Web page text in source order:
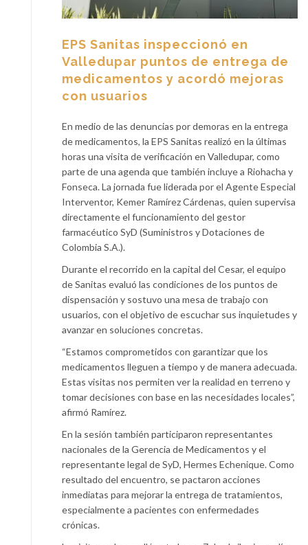
EPS Sanitas inspeccionó en
Valledupar puntos de entrega de
medicamentos y acordó mejoras
con usuarios
En medio de las denuncias por demoras en la entrega
de medicamentos, la EPS Sanitas realizó en la últimas
horas una visita de verificación en Valledupar, como
parte de una agenda que también incluye a Riohacha y
Fonseca. La jornada fue liderada por el Agente Especial
Interventor, Kemer Ramírez Cárdenas, quien supervisa
directamente el funcionamiento del gestor
farmacéutico SyD (Suministros y Dotaciones de
Colombia S.A.).
Durante el recorrido en la capital del Cesar, el equipo
de Sanitas evaluó las condiciones de los puntos de
dispensación y sostuvo una mesa de trabajo con
usuarios, con el objetivo de escuchar sus inquietudes y
avanzar en soluciones concretas.
“Estamos comprometidos con garantizar que los
medicamentos lleguen a tiempo y de manera adecuada.
Estas visitas nos permiten ver la realidad en terreno y
tomar decisiones con base en las necesidades locales”,
afirmó Ramírez.
En la sesión también participaron representantes
nacionales de la Gerencia de Medicamentos y el
representante legal de SyD, Hermes Echenique. Como
resultado del encuentro, se pactaron acciones
inmediatas para mejorar la entrega de tratamientos,
especialmente a pacientes con enfermedades
crónicas.